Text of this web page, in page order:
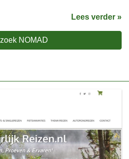
Lees verder »
NOMAD